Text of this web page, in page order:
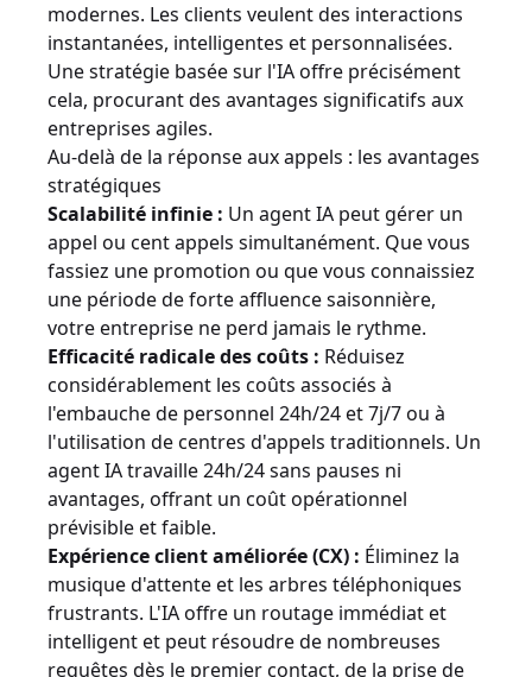
modernes. Les clients veulent des interactions
instantanées, intelligentes et personnalisées.
Une stratégie basée sur l'IA offre précisément
cela, procurant des avantages significatifs aux
entreprises agiles.
Au-delà de la réponse aux appels : les avantages
stratégiques
Scalabilité infinie : Un agent IA peut gérer un
appel ou cent appels simultanément. Que vous
fassiez une promotion ou que vous connaissiez
une période de forte affluence saisonnière,
votre entreprise ne perd jamais le rythme.
Efficacité radicale des coûts : Réduisez
considérablement les coûts associés à
l'embauche de personnel 24h/24 et 7j/7 ou à
l'utilisation de centres d'appels traditionnels. Un
agent IA travaille 24h/24 sans pauses ni
avantages, offrant un coût opérationnel
prévisible et faible.
Expérience client améliorée (CX) : Éliminez la
musique d'attente et les arbres téléphoniques
frustrants. L'IA offre un routage immédiat et
intelligent et peut résoudre de nombreuses
requêtes dès le premier contact, de la prise de